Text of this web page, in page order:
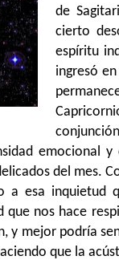
de
cierto
espíritu
ingresó
emocional
del mes.
a esa inquietud
que nos hace
y mejor podría
que la